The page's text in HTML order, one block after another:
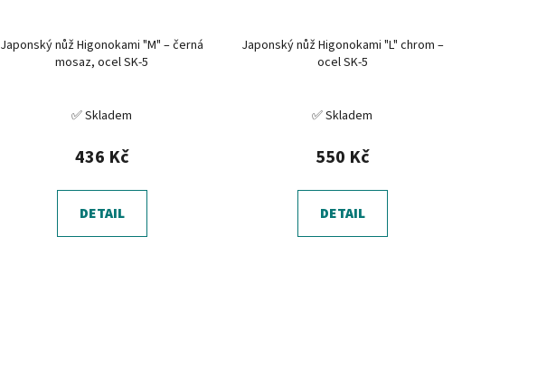
Japonský nůž Higonokami "M" – černá
mosaz, ocel SK-5
✅ Skladem
436 Kč
DETAIL
Japonský nůž Higonokami "L" chrom –
ocel SK-5
✅ Skladem
550 Kč
DETAIL